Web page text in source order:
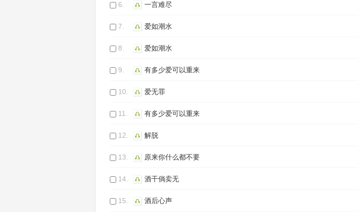
6. 一言难尽
7. 爱如潮水
8. 爱如潮水
9. 有多少爱可以重来
10. 爱无罪
11. 有多少爱可以重来
12. 解脱
13. 原来你什么都不要
14. 酒干倘卖无
15. 酒后心声